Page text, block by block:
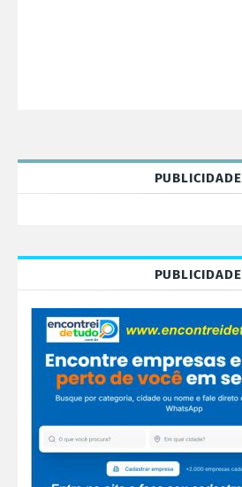
PUBLICIDADE
PUBLICIDADE